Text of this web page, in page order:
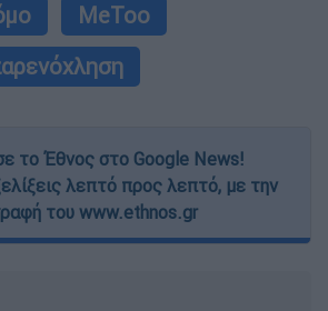
MeToo
το Έθνος στο Google News!
λεπτό προς λεπτό, με την
του www.ethnos.gr